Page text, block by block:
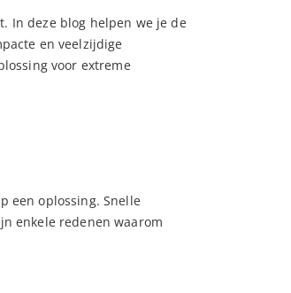
In deze blog helpen we je de
en veelzijdige
voor extreme
een oplossing. Snelle
enkele redenen waarom